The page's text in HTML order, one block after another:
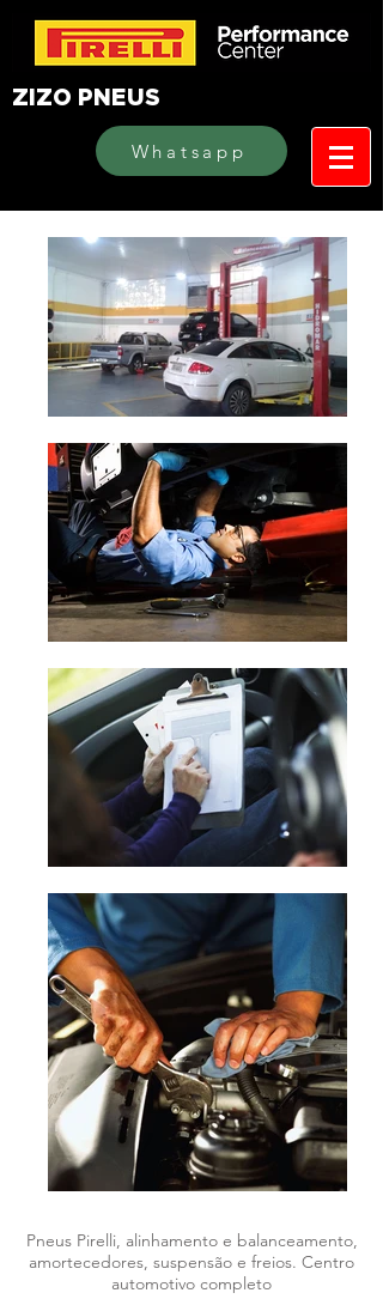
ZIZO PNEUS
Whatsapp
Pneus Pirelli, alinhamento e balanceamento,
amortecedores, suspensão e freios. Centro
automotivo completo